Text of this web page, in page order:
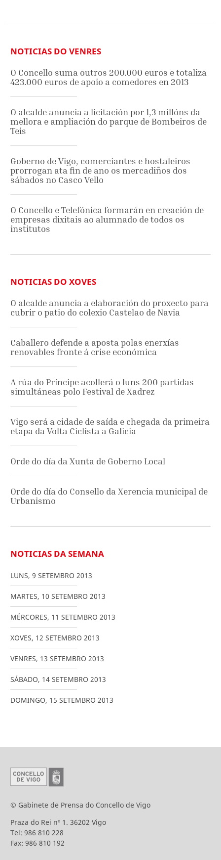
NOTICIAS DO VENRES
O Concello suma outros 200.000 euros e totaliza
423.000 euros de apoio a comedores en 2013
O alcalde anuncia a licitación por 1,3 millóns da
mellora e ampliación do parque de Bombeiros de
Teis
Goberno de Vigo, comerciantes e hostaleiros
prorrogan ata fin de ano os mercadiños dos
sábados no Casco Vello
O Concello e Telefónica formarán en creación de
empresas dixitais ao alumnado de todos os
institutos
NOTICIAS DO XOVES
O alcalde anuncia a elaboración do proxecto para
cubrir o patio do colexio Castelao de Navia
Caballero defende a aposta polas enerxías
renovables fronte á crise económica
A rúa do Príncipe acollerá o luns 200 partidas
simultáneas polo Festival de Xadrez
Vigo será a cidade de saída e chegada da primeira
etapa da Volta Ciclista a Galicia
Orde do día da Xunta de Goberno Local
Orde do día do Consello da Xerencia municipal de
Urbanismo
NOTICIAS DA SEMANA
LUNS, 9 SETEMBRO 2013
MARTES, 10 SETEMBRO 2013
MÉRCORES, 11 SETEMBRO 2013
XOVES, 12 SETEMBRO 2013
VENRES, 13 SETEMBRO 2013
SÁBADO, 14 SETEMBRO 2013
DOMINGO, 15 SETEMBRO 2013
© Gabinete de Prensa do Concello de Vigo
Praza do Rei nº 1. 36202 Vigo
Tel: 986 810 228
Fax: 986 810 192